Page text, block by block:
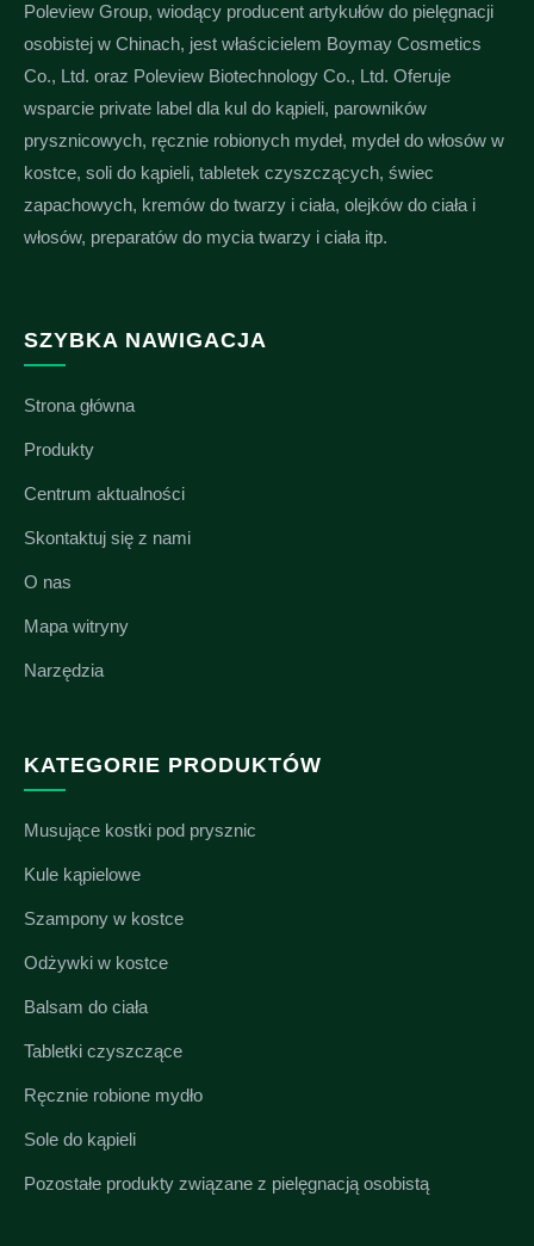
Poleview Group, wiodący producent artykułów do pielęgnacji
osobistej w Chinach, jest właścicielem Boymay Cosmetics
Co., Ltd. oraz Poleview Biotechnology Co., Ltd. Oferuje
wsparcie private label dla kul do kąpieli, parowników
prysznicowych, ręcznie robionych mydeł, mydeł do włosów w
kostce, soli do kąpieli, tabletek czyszczących, świec
zapachowych, kremów do twarzy i ciała, olejków do ciała i
włosów, preparatów do mycia twarzy i ciała itp.
SZYBKA NAWIGACJA
Strona główna
Produkty
Centrum aktualności
Skontaktuj się z nami
O nas
Mapa witryny
Narzędzia
KATEGORIE PRODUKTÓW
Musujące kostki pod prysznic
Kule kąpielowe
Szampony w kostce
Odżywki w kostce
Balsam do ciała
Tabletki czyszczące
Ręcznie robione mydło
Sole do kąpieli
Pozostałe produkty związane z pielęgnacją osobistą